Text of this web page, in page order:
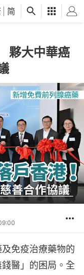
简
夥大中華癌
免疫治療藥物的
醫」的困局。全